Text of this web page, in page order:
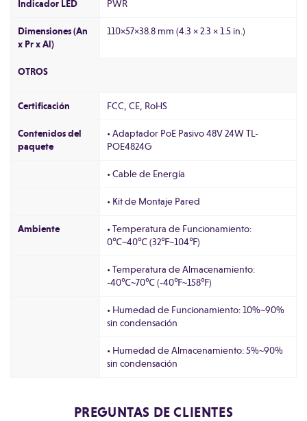
Indicador LED PWR
Dimensiones (An
x Pr x Al)
110×57×38.8 mm (4.3 × 2.3 × 1.5 in.)
OTROS
Certificación FCC, CE, RoHS
Contenidos del
paquete
• Adaptador PoE Pasivo 48V 24W TL-
POE4824G
• Cable de Energía
• Kit de Montaje Pared
Ambiente
• Temperatura de Funcionamiento:
0℃~40℃ (32℉~104℉)
• Temperatura de Almacenamiento:
-40℃~70℃ (-40℉~158℉)
• Humedad de Funcionamiento: 10%~90%
sin condensación
• Humedad de Almacenamiento: 5%~90%
sin condensación
PREGUNTAS DE CLIENTES